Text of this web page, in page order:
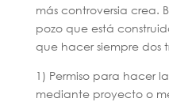
más controversia crea.
pozo que está
que hacer siempre dos
1) Permiso para hacer
mediante proyecto o